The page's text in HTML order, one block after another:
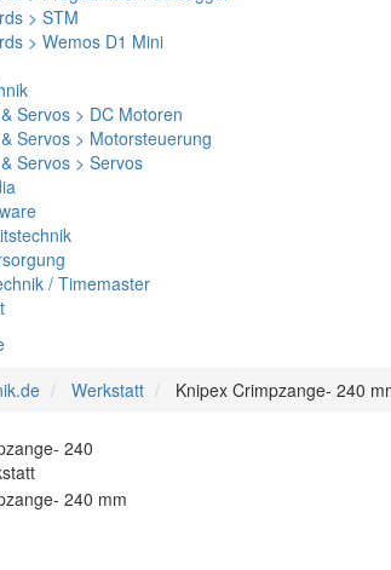
> STM
> Wemos D1 Mini
Servos > DC Motoren
Servos > Motorsteuerung
Servos > Servos
/ Timemaster
Werkstatt Knipex Crimpzange- 240